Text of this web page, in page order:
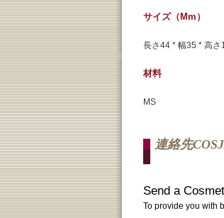
サイズ（mm）
長さ44 * 幅35 * 高さ
材料
MS
連絡先